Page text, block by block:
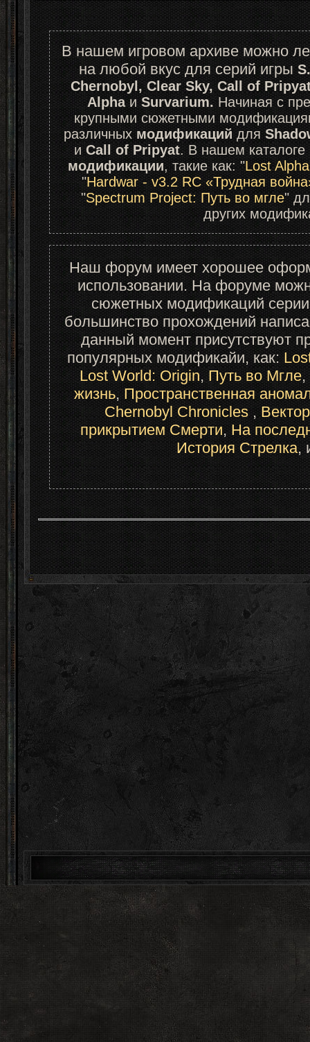
В нашем игровом архиве можно
на любой вкус для серий игры
Chernobyl, Clear Sky, Call of
Alpha и Survarium. Начиная с
крупными сюжетными
различных модификаций для
и Call of Pripyat
модификации, такие как: "Lost Alpha
"Hardwar - v3.2 RC «Трудная
"Spectrum Project: Путь во мгле"
других
Наш форум имеет хорошее
использовании. На форуме
сюжетных модификаций
большинство прохождений
данный момент присутствуют
популярных модификайи, как:
Lost World: Origin, Путь во Мгле,
жизнь, Пространственная
Chernobyl Chronicles ,
прикрытием Смерти, На
История Стрелка,